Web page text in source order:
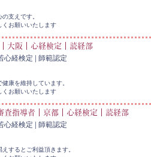
支えです。
くお願いいたします
大阪｜心経検定｜読経部
心経検定 | 師範認定
健康を維持しています。
くお願いいたします
査指導者｜京都｜心経検定｜読経部
心経検定 | 師範認定
えするとご利益頂きます。